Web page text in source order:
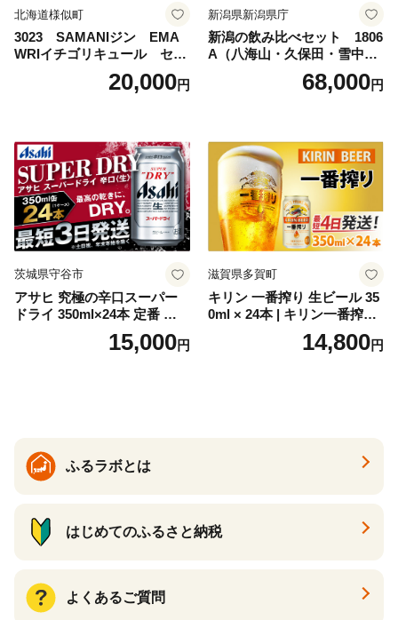
北海道様似町
3023 SAMANIジン EMA
WRIイチゴリキュール セッ
ト（箱入り）【大人の味 酒
お酒 洋酒 スピリッツ クラフ
セット 詰め合わせ カクテル
ソーダ割り アルコール ロッ
ク ソーダ ジントニック 】
20,000円
新潟県新潟県庁
新潟の飲み比べセット 1806
A（八海山・久保田・雪中
梅・越乃寒梅・かたふね・千
68,000円
茨城県守谷市
アサヒ 究極の辛口スーパー
ドライ 350ml×24本 定番 ビー
ル 缶ビール 酒 お酒 アルコー
15,000円
滋賀県多賀町
キリン 一番搾り 生ビール 35
0ml × 24本 | キリン一番搾り
キリンビール 一番搾り ビー
ル 24缶 きりんいちばんしぼ
14,800円
ふるラボとは
はじめてのふるさと納税
よくあるご質問